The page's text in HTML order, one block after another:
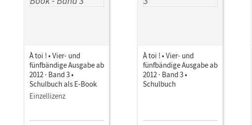
À toi ! • Vier- und
fünfbändige Ausgabe ab
2012 · Band 3 •
Schulbuch als E-Book
Einzellizenz
À toi ! • Vier- und
fünfbändige Ausgabe ab
2012 · Band 3 •
Schulbuch